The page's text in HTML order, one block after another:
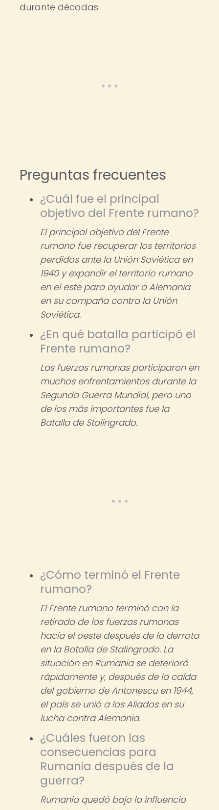
durante décadas.
Preguntas frecuentes
¿Cuál fue el principal
objetivo del Frente rumano?
El principal objetivo del Frente
rumano fue recuperar los territorios
perdidos ante la Unión Soviética en
1940 y expandir el territorio rumano
en el este para ayudar a Alemania
en su campaña contra la Unión
Soviética.
¿En qué batalla participó el
Frente rumano?
Las fuerzas rumanas participaron en
muchos enfrentamientos durante la
Segunda Guerra Mundial, pero uno
de los más importantes fue la
Batalla de Stalingrado.
¿Cómo terminó el Frente
rumano?
El Frente rumano terminó con la
retirada de las fuerzas rumanas
hacia el oeste después de la derrota
en la Batalla de Stalingrado. La
situación en Rumania se deterioró
rápidamente y, después de la caída
del gobierno de Antonescu en 1944,
el país se unió a los Aliados en su
lucha contra Alemania.
¿Cuáles fueron las
consecuencias para
Rumania después de la
guerra?
Rumania quedó bajo la influencia